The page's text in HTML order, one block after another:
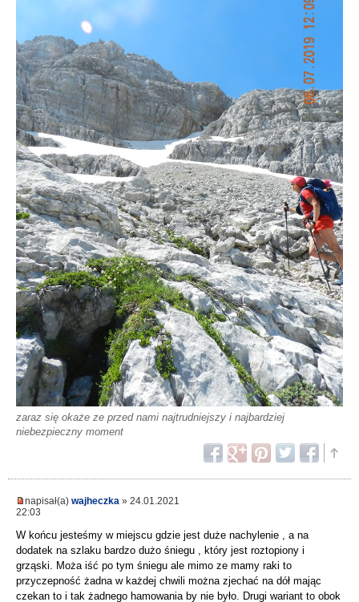
zaraz się okaże ze przed nami najtrudniejszy i najbardziej
niebezpieczny moment
napisał(a) wajheczka » 24.01.2021
22:03
W końcu jesteśmy w miejscu gdzie jest duże nachylenie , a na
dodatek na szlaku bardzo dużo śniegu , który jest roztopiony i
grząski. Moża iść po tym śniegu ale mimo ze mamy raki to
przyczepność żadna w każdej chwili można zjechać na dół mając
czekan to i tak żadnego hamowania by nie było. Drugi wariant to obok